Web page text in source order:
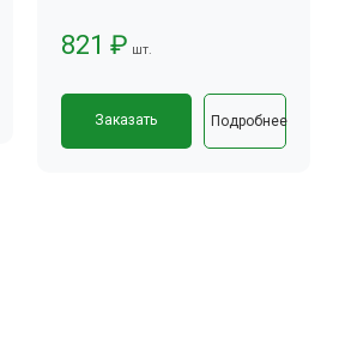
821 ₽ шт.
Заказать Подробнее